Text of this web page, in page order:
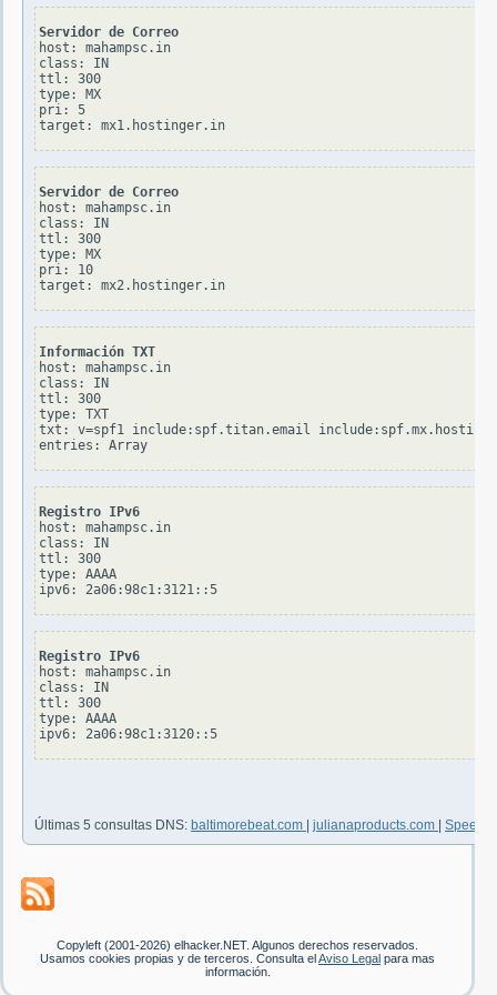
Servidor de Correo
host: mahampsc.in
class: IN
ttl: 300
type: MX
pri: 5
Servidor de Correo
host: mahampsc.in
class: IN
ttl: 300
type: MX
pri: 10
Información TXT
host: mahampsc.in
class: IN
ttl: 300
type: TXT
txt: v=spf1 include:spf.titan.email
Registro IPv6
host: mahampsc.in
class: IN
ttl: 300
type: AAAA
Registro IPv6
host: mahampsc.in
class: IN
ttl: 300
type: AAAA
Últimas 5 consultas DNS: baltimorebeat.com julianaproducts.com
Copyleft (2001-2026) elhacker.NET. Algunos derechos reservados.
Usamos cookies propias y de terceros. Consulta el Aviso Legal para mas
información.